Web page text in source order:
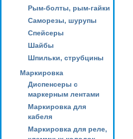
Рым-болты, рым-гайки
Саморезы, шурупы
Спейсеры
Шайбы
Шпильки, струбцины
Маркировка
Диспенсеры с
маркерным лентами
Маркировка для
кабеля
Маркировка для реле,